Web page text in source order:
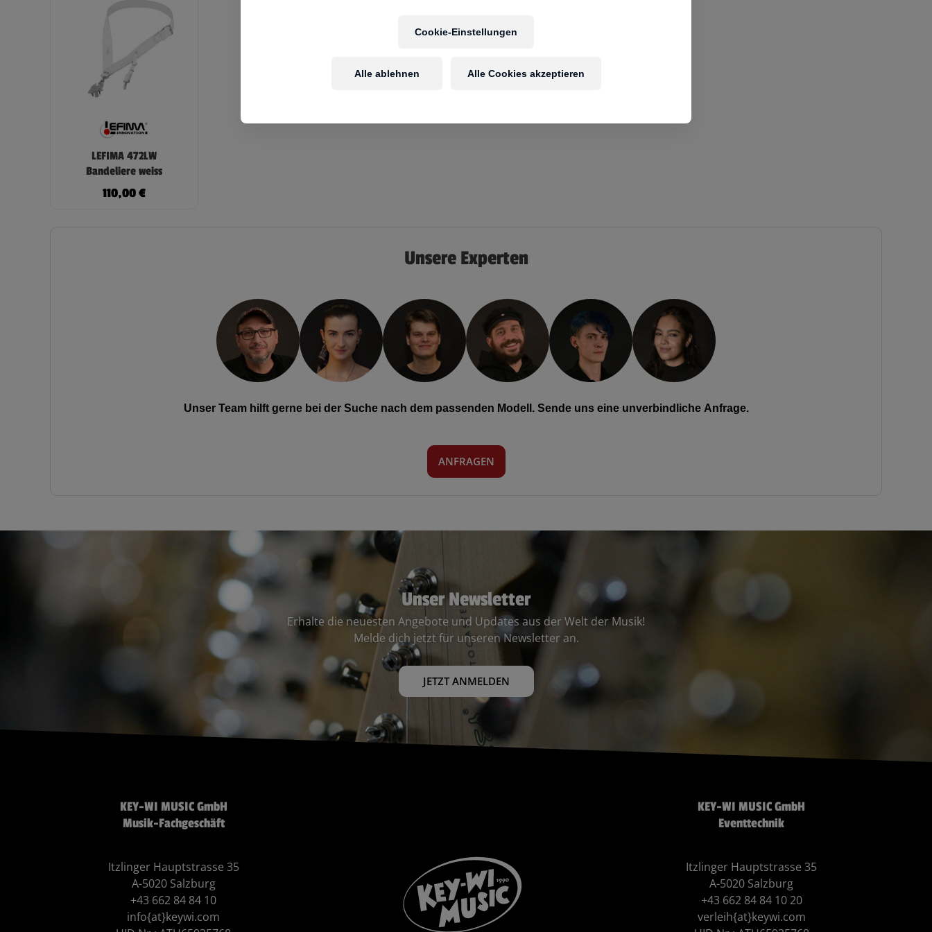
LEFIMA 472LW
Bandeliere weiss
110,00€
Unsere Experten
Unser Team hilft gerne bei der Suche nach dem passenden Modell. Sende uns eine unverbindliche Anfrage.
ANFRAGEN
Unser Newsletter
Erhalte die neuesten Angebote und Updates aus der Welt der Musik!
Melde dich jetzt für unseren Newsletter an.
JETZT ANMELDEN
KEY-WI MUSIC GmbH
Musik-Fachgeschäft
Itzlinger Hauptstrasse 35
A-5020 Salzburg
+43 662 84 84 10
info{at}keywi.com
KEY-WI MUSIC GmbH
Eventtechnik
Itzlinger Hauptstrasse 35
A-5020 Salzburg
+43 662 84 84 10 20
verleih{at}keywi.com
Cookie-Einstellungen
Alle ablehnen Alle Cookies akzeptieren